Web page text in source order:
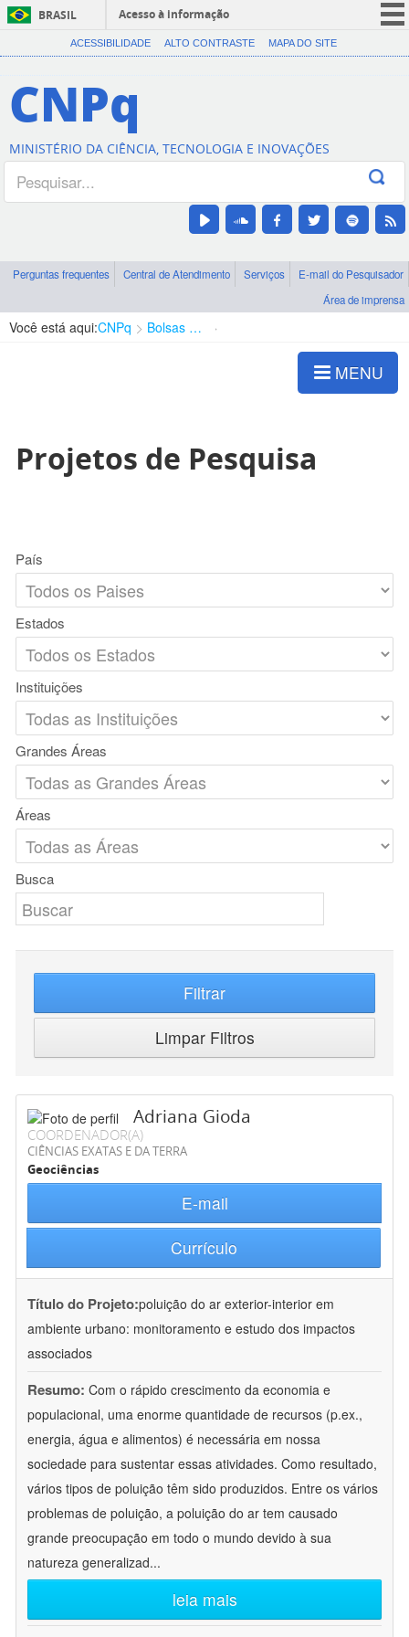
BRASIL
Acesso à informação
CORONAVÍRUS (COVID-19)
Canais
ACESSIBILIDADE ALTO CONTRASTE MAPA DO SITE
CNPq
MINISTÉRIO DA CIÊNCIA, TECNOLOGIA E INOVAÇÕES
Perguntas frequentes Central de Atendimento Serviços
E-mail do Pesquisador
Área de imprensa
Você está aqui:CNPq Bolsas e Auxílios Vigentes
MENU
Projetos de Pesquisa
País
Estados
Instituições
Grandes Áreas
Áreas
Busca
Filtrar
Limpar Filtros
Adriana Gioda
COORDENADOR(A)
CIÊNCIAS EXATAS E DA TERRA
Geociências
E-mail
Currículo
Título do Projeto:poluição do ar exterior-interior em
ambiente urbano: monitoramento e estudo dos impactos
associados
Resumo: Com o rápido crescimento da economia e
populacional, uma enorme quantidade de recursos (p.ex.,
energia, água e alimentos) é necessária em nossa
sociedade para sustentar essas atividades. Como resultado,
vários tipos de poluição têm sido produzidos. Entre os vários
problemas de poluição, a poluição do ar tem causado
grande preocupação em todo o mundo devido à sua
natureza generalizad...
leia mais